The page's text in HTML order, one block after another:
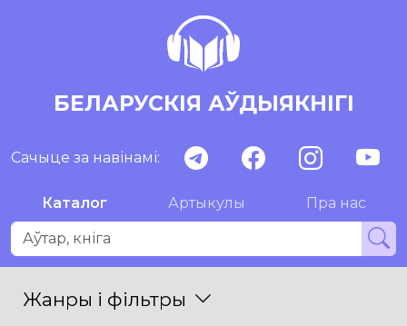
БЕЛАРУСКІЯ АЎДЫЯКНІГІ
Сачыце за навінамі:
Каталог Артыкулы Пра нас
Жанры і фільтры